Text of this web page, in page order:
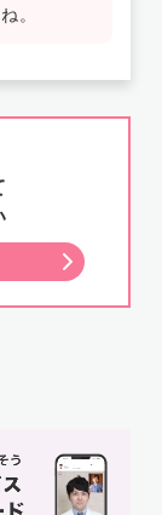
。